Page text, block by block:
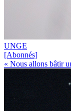
UNGE
[Abonnés]
« Nous allons bâtir